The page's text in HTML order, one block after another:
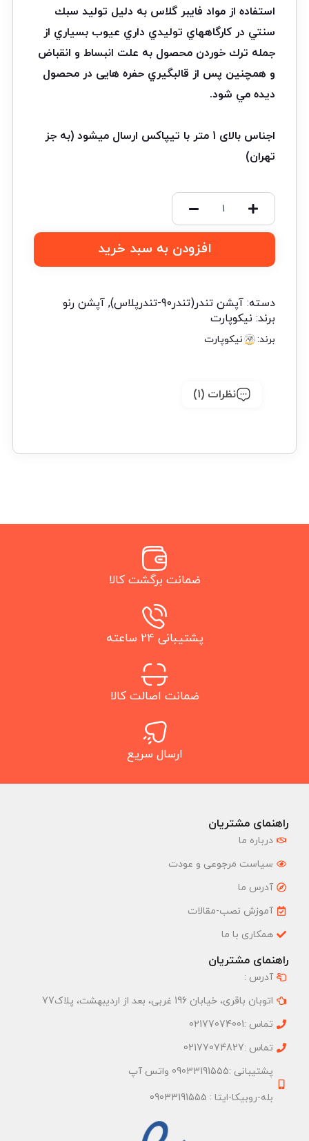
استفاده از مواد فايبر گلاس به دليل توليد سبك
سنتي در كارگاههاي توليدي داري عيوب بسياري از
جمله ترك خوردن محصول به علت انبساط و انقباض
و همچنين پس از قالبگيري حفره هايی در محصول
ديده مي شود.
اجناس بالای 1 متر با تیپاکس ارسال میشود (به جز
تهران)
افزودن به سبد خرید
دسته: آپشن تندر(تندر90-تندرپلاس) , آپشن رنو
برند: نیکوپارت
برند: نیکوپارت
نظرات (1)
ضمانت برگشت کالا
پشتیبانی 24 ساعته
ضمانت اصالت کالا
ارسال سریع
راهنمای مشتریان
درباره ما
سیاست مرجوعی و عودت
آدرس ما
آموزش نصب-مقالات
همکاری با ما
راهنمای مشتریان
آدرس :
اتوبان باقری، خیابان 196 غربی، بعد از اردیبهشت، پلاک77
تماس :02177074001
تماس :02177074827
پشتیبانی :09033191555 واتس آپ
بله-روبیکا-ایتا : 09033191555